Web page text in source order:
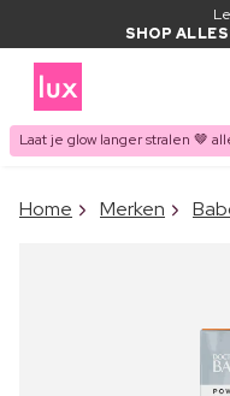
SHOP
Laat je glow langer stralen 🤎
ITEM
Home Merken